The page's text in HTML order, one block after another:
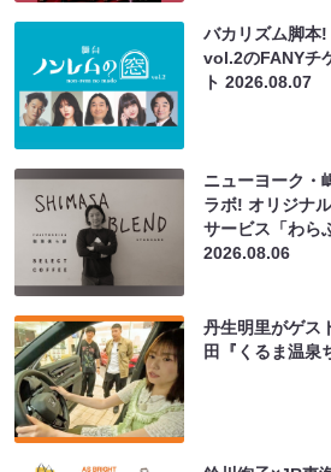
バカリズム脚本!
vol.2のFANYチ
ト2026.08.07
ニューヨーク・
ラボ! オリジナ
サービス「わら
2026.08.06
丹生明里がゲス
田『くるま温泉